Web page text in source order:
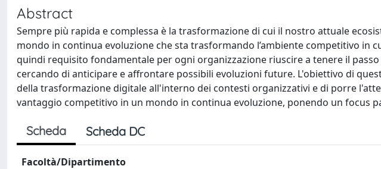
Abstract
Sempre più rapida e complessa è la trasformazione di cui il nostro attuale
mondo in continua evoluzione che sta trasformando l’ambiente competitivo in
quindi requisito fondamentale per ogni organizzazione riuscire a tenere il
cercando di anticipare e affrontare possibili evoluzioni future. L'obiettivo di
della trasformazione digitale all'interno dei contesti organizzativi e di porre
vantaggio competitivo in un mondo in continua evoluzione, ponendo un focus
Scheda Scheda DC
Facoltà/Dipartimento